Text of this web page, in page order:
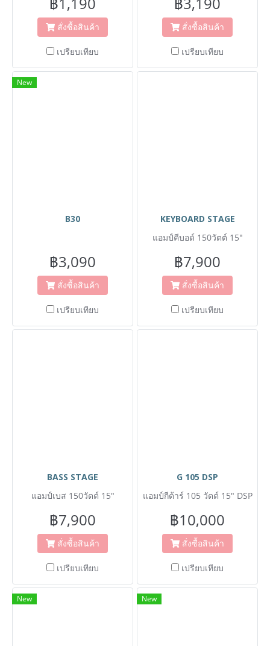
สั่งซื้อสินค้า
เปรียบเทียบ
สั่งซื้อสินค้า
เปรียบเทียบ
New
B30
฿3,090
สั่งซื้อสินค้า
เปรียบเทียบ
KEYBOARD STAGE
แอมป์คีบอด์ 150วัตต์ 15"
฿7,900
สั่งซื้อสินค้า
เปรียบเทียบ
BASS STAGE
แอมป์เบส 150วัตต์ 15"
฿7,900
สั่งซื้อสินค้า
เปรียบเทียบ
G 105 DSP
แอมป์กีต้าร์ 105 วัตต์ 15" DSP
฿10,000
สั่งซื้อสินค้า
เปรียบเทียบ
New New